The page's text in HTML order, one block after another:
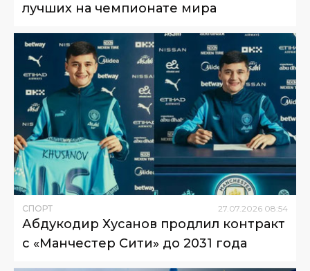
лучших на чемпионате мира
СПОРТ 27.07.2026 08:54
Абдукодир Хусанов продлил контракт
с «Манчестер Сити» до 2031 года